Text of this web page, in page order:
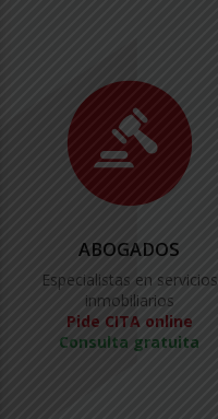
ABOGADOS
Especialistas en servicios
inmobiliarios
Pide CITA online
Consulta gratuita